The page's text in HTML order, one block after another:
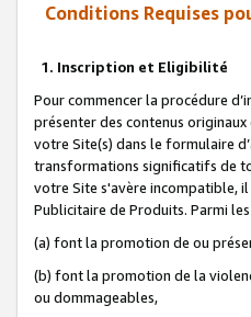
Conditions Requises
1. Inscription et Eligibilité
Pour commencer la procédure
présenter des contenus
votre Site(s) dans le formulaire
transformations significatifs de
votre Site s'avère incompatible, il
Publicitaire de Produits. Parmi
(a) font la promotion de ou
(b) font la promotion de la
ou dommageables,